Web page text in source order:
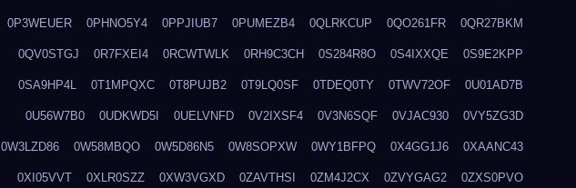
0P3WEUER 0PHNO5Y4 0PPJIUB7 0PUMEZB4 0QLRKCUP 0QO261FR 0QR27BKM
0QV0STGJ 0R7FXEI4 0RCWTWLK 0RH9C3CH 0S284R8O 0S4IXXQE 0S9E2KPP
0SA9HP4L 0T1MPQXC 0T8PUJB2 0T9LQ0SF 0TDEQ0TY 0TWV72OF 0U01AD7B
0U56W7B0 0UDKWD5I 0UELVNFD 0V2IXSF4 0V3N6SQF 0VJAC930 0VY5ZG3D
0W3LZD86 0W58MBQO 0W5D86N5 0W8SOPXW 0WY1BFPQ 0X4GG1J6 0XAANC43
0XI05VVT 0XLR0SZZ 0XW3VGXD 0ZAVTHSI 0ZM4J2CX 0ZVYGAG2 0ZXS0PVO